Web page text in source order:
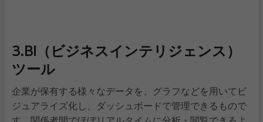
3.BI（ビジネスインテリジェンス）
ツール
企業が保有する様々なデータを、グラフなどを用いてビ
ジュアライズ化し、ダッシュボードで管理できるもので
す。関係者間でほぼリアルタイムに分析・閲覧できるよ